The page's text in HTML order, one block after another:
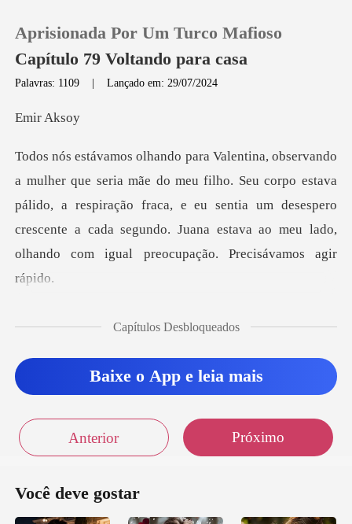
Loja
Histórico
Sair
Aprisionada Por Um Turco Mafioso
Capítulo 79 Voltando para casa
Palavras: 1109 |Lançado em: 29/07/2024
r A
o. Seu corpo estava
pálido, a respiração fraca, e eu sentia um desespero
crescente a cada
Capítulos Desbloqueados
Baixe o App e leia mais
Anterior Próximo
Você deve gostar